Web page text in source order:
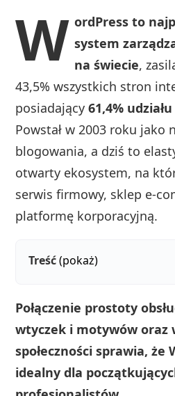
W ordPress to
system
na świecie,
43,5% wszystkich stron
posiadający61,4%
Powstał w 2003 roku jako
blogowania, a dziś to
otwarty ekosystem, na
serwis firmowy, sklep e-
platformę korporacyjną.
Treść(pokaż)
Połączenie prostoty
wtyczek i motywów oraz
społeczności sprawia, że
idealny dla